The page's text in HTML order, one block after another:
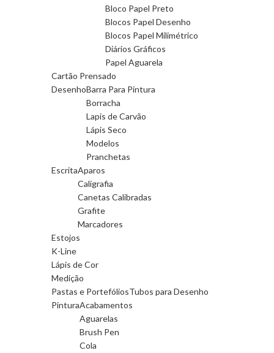
Bloco Papel Preto
Blocos Papel Desenho
Blocos Papel Milimétrico
Diários Gráficos
Papel Aguarela
Cartão Prensado
DesenhoBarra Para Pintura
Borracha
Lapis de Carvão
Lápis Seco
Modelos
Pranchetas
EscritaAparos
Caligrafia
Canetas Calibradas
Grafite
Marcadores
Estojos
K-Line
Lápis de Cor
Medição
Pastas e PortefóliosTubos para Desenho
PinturaAcabamentos
Aguarelas
Brush Pen
Cola